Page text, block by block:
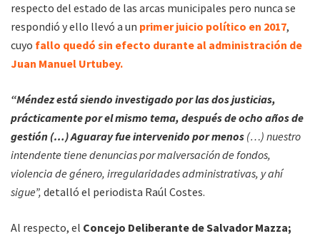
respecto del estado de las arcas municipales pero nunca se
respondió y ello llevó a un primer juicio político en 2017,
cuyo fallo quedó sin efecto durante al administración de
Juan Manuel Urtubey.
“Méndez está siendo investigado por las dos justicias,
prácticamente por el mismo tema, después de ocho años de
gestión (…) Aguaray fue intervenido por menos (…) nuestro
intendente tiene denuncias por malversación de fondos,
violencia de género, irregularidades administrativas, y ahí
sigue”, detalló el periodista Raúl Costes.
Al respecto, el Concejo Deliberante de Salvador Mazza;